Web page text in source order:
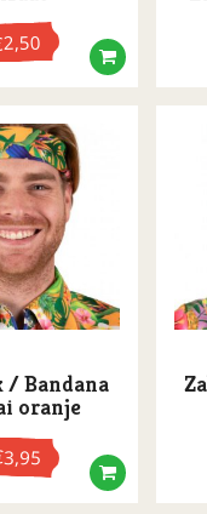
2,50
/ Bandana
oranje
3,95